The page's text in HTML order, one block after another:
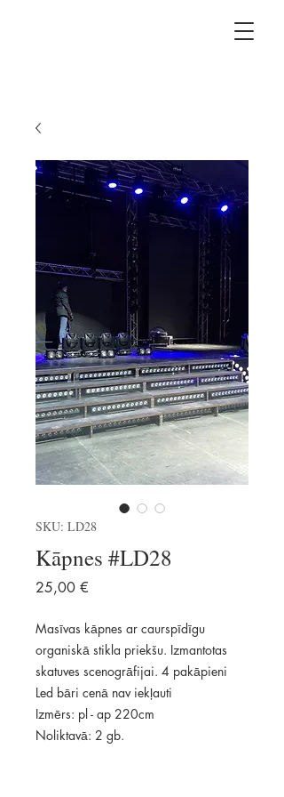
SKU: LD28
Kāpnes #LD28
25,00 €
Masīvas kāpnes ar caurspīdīgu
organiskā stikla priekšu. Izmantotas
skatuves scenogrāfijai. 4 pakāpieni
Led bāri cenā nav iekļauti
Izmērs: pl - ap 220cm
Noliktavā: 2 gb.